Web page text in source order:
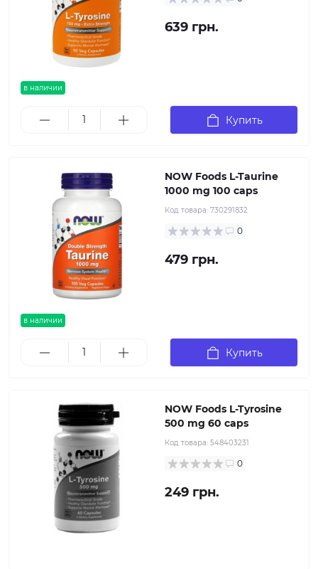
в наличии
639 грн.
Купить
в наличии
NOW Foods L-Taurine
1000 mg 100 caps
Код товара: 730291832
0
479 грн.
Купить
NOW Foods L-Tyrosine
500 mg 60 caps
Код товара: 548403231
0
249 грн.